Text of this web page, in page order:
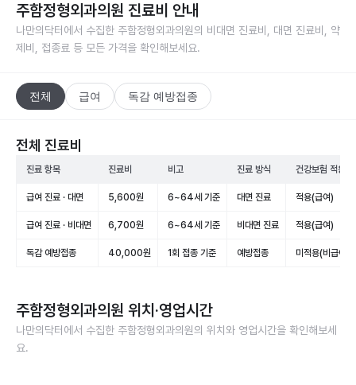
주함정형외과의원 진료비 안내
나만의닥터에서 수집한 주함정형외과의원의 비대면 진료비, 대면 진료비, 약
제비, 접종료 등 모든 가격을 확인해보세요.
전체 급여 독감 예방접종
전체 진료비
진료 항목 진료비 비고 진료 방식 건강보험 적용
급여 진료 · 대면 5,600원 6~64세 기준 대면 진료 적용(급여)
급여 진료 · 비대면 6,700원 6~64세 기준 비대면 진료 적용(급여)
독감 예방접종 40,000원 1회 접종 기준 예방접종 미적용(비급여)
주함정형외과의원 위치·영업시간
나만의닥터에서 수집한 주함정형외과의원의 위치와 영업시간을 확인해보세
요.